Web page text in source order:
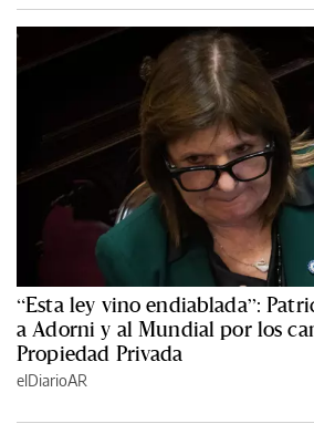
“Esta ley vino endiablada”:
a Adorni y al Mundial por los
Propiedad Privada
elDiarioAR